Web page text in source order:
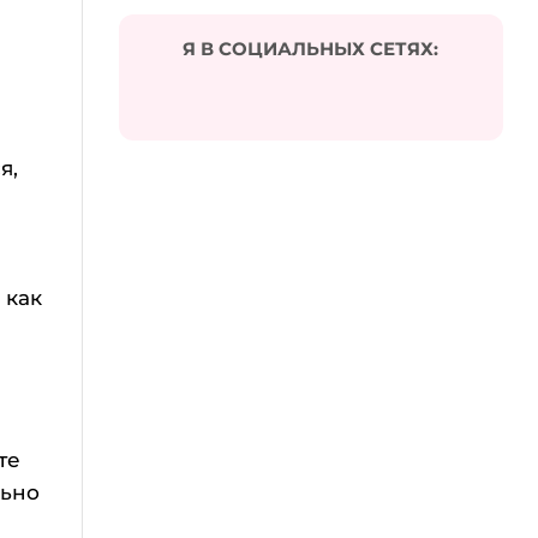
Я В СОЦИАЛЬНЫХ СЕТЯХ: